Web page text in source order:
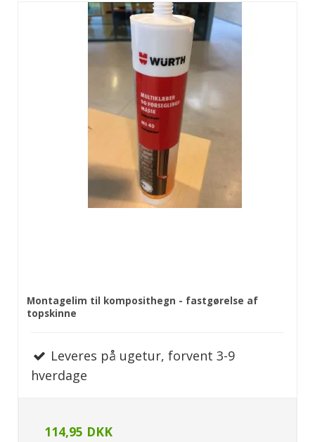
Montagelim til komposithegn - fastgørelse af
topskinne
Leveres på ugetur, forvent 3-9
hverdage
114,95 DKK